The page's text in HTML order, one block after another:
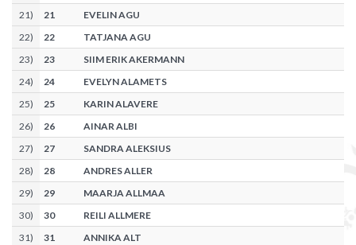
21) 21
EVELIN AGU
22) 22
TATJANA AGU
23) 23
SIIM ERIK AKERMANN
24) 24
EVELYN ALAMETS
25) 25
KARIN ALAVERE
26) 26
AINAR ALBI
27) 27
SANDRA ALEKSIUS
28) 28
ANDRES ALLER
29) 29
MAARJA ALLMAA
30) 30
REILI ALLMERE
31) 31
ANNIKA ALT